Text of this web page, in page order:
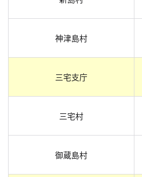
神津島村
三宅支庁
三宅村
御蔵島村